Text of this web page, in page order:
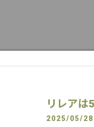
リレアは
2025/05/28